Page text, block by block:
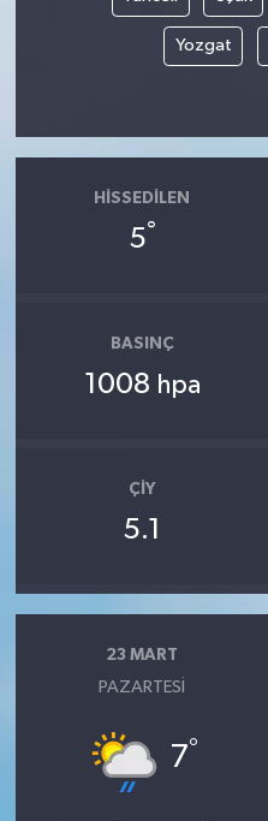
Yozgat
HISSEDILEN
5°
BASINÇ
1008 hpa
ÇIY
5.1
23 MART
PAZARTESI
7°